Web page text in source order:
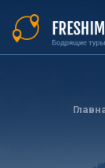
основному
содержанию